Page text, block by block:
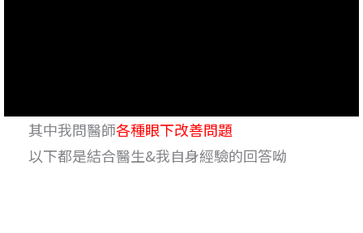
其中我問醫師各種眼下改善問題
以下都是結合醫生&我自身經驗的回答呦